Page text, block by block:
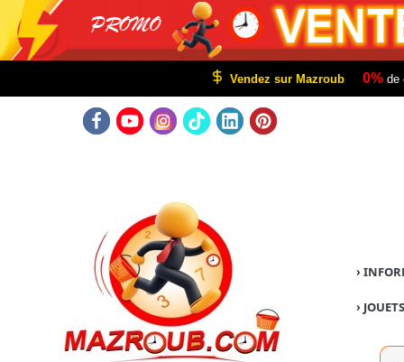
Vendez sur Mazroub 0% de
›
›